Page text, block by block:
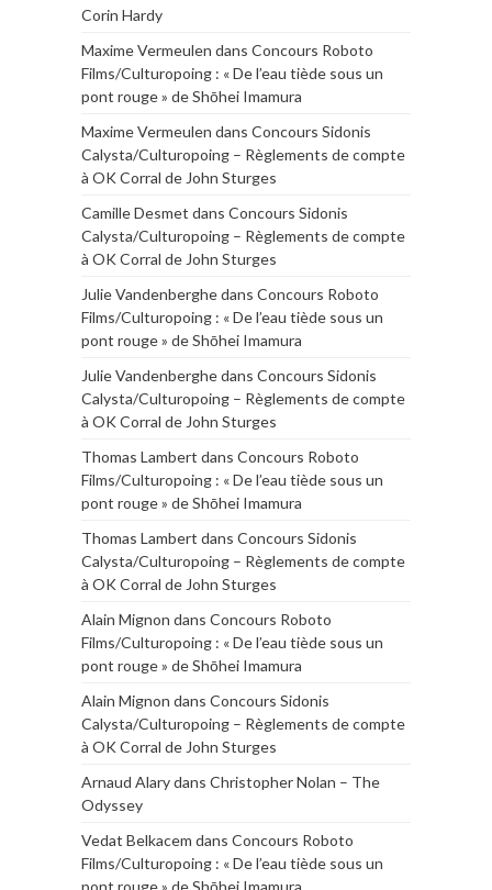
Corin Hardy
Maxime Vermeulen dans Concours Roboto
Films/Culturopoing : « De l’eau tiède sous un
pont rouge » de Shōhei Imamura
Maxime Vermeulen dans Concours Sidonis
Calysta/Culturopoing – Règlements de compte
à OK Corral de John Sturges
Camille Desmet dans Concours Sidonis
Calysta/Culturopoing – Règlements de compte
à OK Corral de John Sturges
Julie Vandenberghedans Concours Roboto
Films/Culturopoing : « De l’eau tiède sous un
pont rouge » de Shōhei Imamura
Julie Vandenberghedans Concours Sidonis
Calysta/Culturopoing – Règlements de compte
à OK Corral de John Sturges
Thomas Lambert dans Concours Roboto
Films/Culturopoing : « De l’eau tiède sous un
pont rouge » de Shōhei Imamura
Thomas Lambert dans Concours Sidonis
Calysta/Culturopoing – Règlements de compte
à OK Corral de John Sturges
Alain Mignon dans Concours Roboto
Films/Culturopoing : « De l’eau tiède sous un
pont rouge » de Shōhei Imamura
Alain Mignon dans Concours Sidonis
Calysta/Culturopoing – Règlements de compte
à OK Corral de John Sturges
Arnaud Alarydans Christopher Nolan – The
Odyssey
Vedat Belkacem dans Concours Roboto
Films/Culturopoing : « De l’eau tiède sous un
pont rouge » de Shōhei Imamura